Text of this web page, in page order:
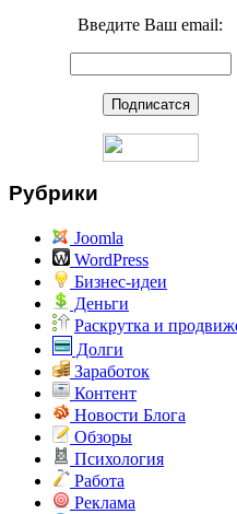
Введите Ваш email:
Рубрики
Joomla
WordPress
Бизнес-идеи
Деньги
Раскрутка и
Долги
Заработок
Контент
Новости Блога
Обзоры
Психология
Работа
Реклама